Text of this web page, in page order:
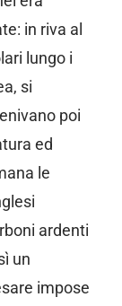
in riva al
lungo i
si
poi
ed
le
ardenti
un
impose